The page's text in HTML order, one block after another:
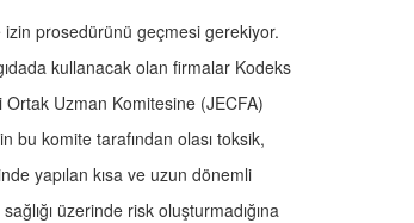
izin prosedürünü geçmesi gerekiyor.
kullanacak olan firmalar Kodeks
Ortak Uzman Komitesine (JECFA)
bu komite tarafından olası toksik,
yapılan kısa ve uzun dönemli
üzerinde risk oluşturmadığına